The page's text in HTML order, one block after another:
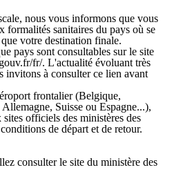
nous vous informons que vous
formalités sanitaires du pays où se
votre destination finale.
pays sont consultables sur le site
fr/. L'actualité évoluant très
invitons à consulter ce lien avant
frontalier (Belgique,
Suisse ou Espagne...),
officiels des ministères des
de départ et de retour.
consulter le site du ministère des